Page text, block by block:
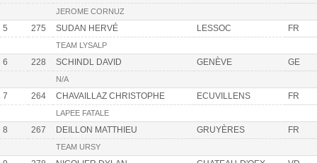
JEROME CORNUZ
5 275 SUDAN HERVÉ LESSOC FR
TEAM LYSALP
6 228 SCHINDL DAVID GENÈVE GE
N/A
7 264 CHAVAILLAZ CHRISTOPHE ECUVILLENS FR
LAPEE FATALE
8 267 DEILLON MATTHIEU GRUYÈRES FR
TEAM URSY